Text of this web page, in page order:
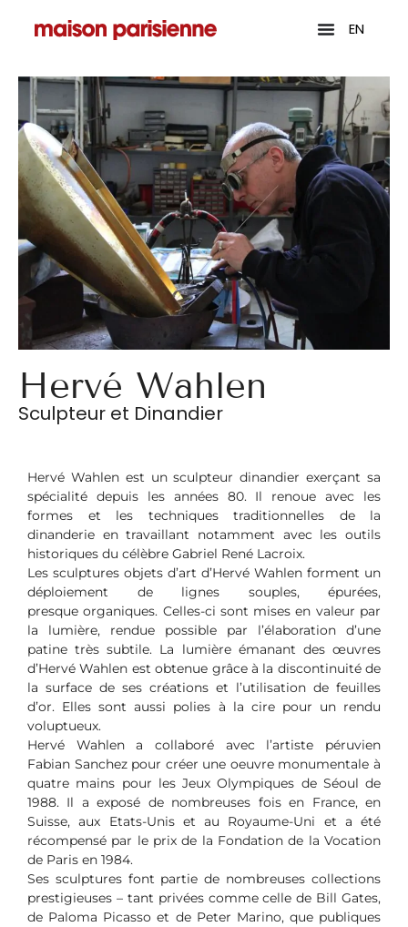
EN
Hervé Wahlen
Sculpteur et Dinandier
Hervé Wahlen est un sculpteur dinandier exerçant sa
spécialité depuis les années 80. Il renoue avec les
formes et les techniques traditionnelles de la
dinanderie en travaillant notamment avec les outils
historiques du célèbre Gabriel René Lacroix.
Les sculptures objets d’art d’Hervé Wahlen forment un
déploiement de lignes souples, épurées,
presque organiques. Celles-ci sont mises en valeur par
la lumière, rendue possible par l’élaboration d’une
patine très subtile. La lumière émanant des œuvres
d’Hervé Wahlen est obtenue grâce à la discontinuité de
la surface de ses créations et l’utilisation de feuilles
d’or. Elles sont aussi polies à la cire pour un rendu
voluptueux.
Hervé Wahlen a collaboré avec l’artiste péruvien
Fabian Sanchez pour créer une oeuvre monumentale à
quatre mains pour les Jeux Olympiques de Séoul de
1988. Il a exposé de nombreuses fois en France, en
Suisse, aux Etats-Unis et au Royaume-Uni et a été
récompensé par le prix de la Fondation de la Vocation
de Paris en 1984.
Ses sculptures font partie de nombreuses collections
prestigieuses – tant privées comme celle de Bill Gates,
de Paloma Picasso et de Peter Marino, que publiques